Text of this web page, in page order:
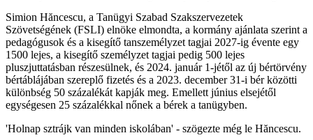
Simion Hăncescu, a Tanügyi Szabad Szakszervezetek
Szövetségének (FSLI) elnöke elmondta, a kormány ajánlata szerint a
pedagógusok és a kisegítő tanszemélyzet tagjai 2027-ig évente egy
1500 lejes, a kisegítő személyzet tagjai pedig 500 lejes
pluszjuttatásban részesülnek, és 2024. január 1-jétől az új bértörvény
bértáblájában szereplő fizetés és a 2023. december 31-i bér közötti
különbség 50 százalékát kapják meg. Emellett június elsejétől
egységesen 25 százalékkal nőnek a bérek a tanügyben.
'Holnap sztrájk van minden iskolában' - szögezte még le Hăncescu.